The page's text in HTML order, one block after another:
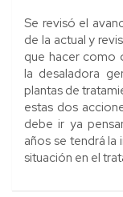
Se revisó el
de la actual y
que hacer como
la desaladora
plantas de
estas dos
debe ir ya
años se tendrá la
situación en el